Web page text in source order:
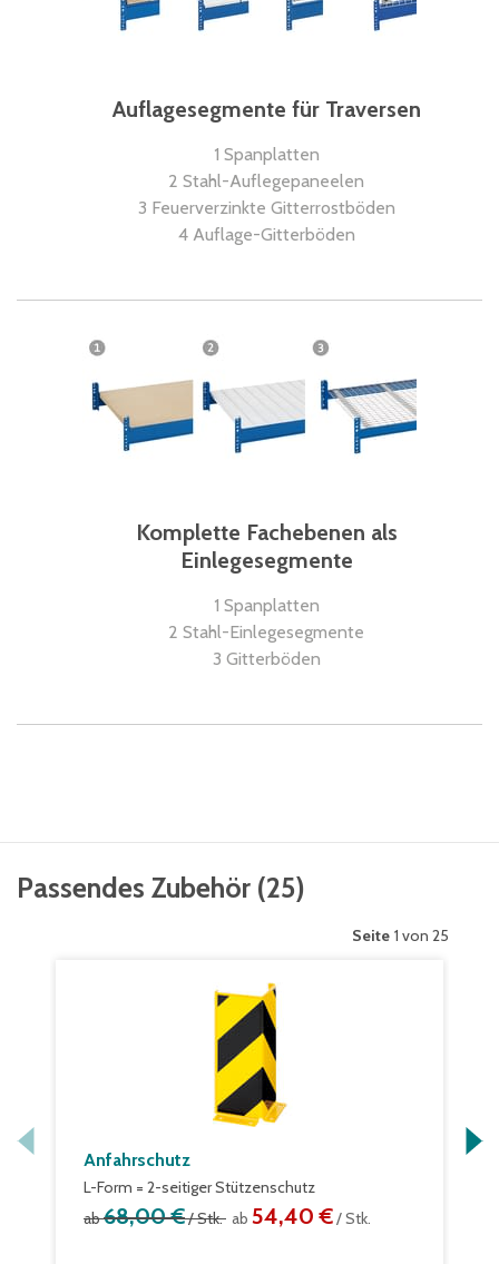
Auflagesegmente für Traversen
1 Spanplatten
2 Stahl-Auflegepaneelen
3 Feuerverzinkte Gitterrostböden
4 Auflage-Gitterböden
Komplette Fachebenen als
Einlegesegmente
1 Spanplatten
2 Stahl-Einlegesegmente
3 Gitterböden
Passendes Zubehör (25)
Seite 1 von 25
Anfahrschutz
L-Form = 2-seitiger Stützenschutz
ab68,00 €/ Stk. ab 54,40 €/ Stk.